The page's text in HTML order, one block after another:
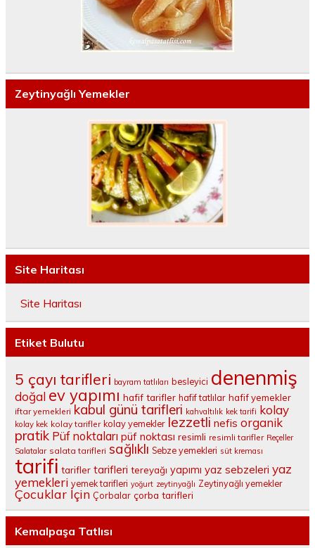
Zeytinyağlı Yemekler
Site Haritası
Site Haritası
Etiket Bulutu
5 çayı tarifleri bayram tatlıları besleyici denenmiş
doğal ev yapımı hafif tarifler hafif tatlılar hafif yemekler
iftar yemekleri kabul günü tarifleri kahvaltılık kek tarifi kolay
kolay kek kolay tarifler kolay yemekler lezzetli nefis organik
pratik Püf noktaları püf noktası resimli resimli tarifler Reçeller
Salatalar salata tarifleri sağlıklı Sebze yemekleri süt kreması
tarifi tarifler tarifleri tereyağı yapımı yaz sebzeleri yaz
yemekleri yemek tarifleri yoğurt zeytinyağlı Zeytinyağlı yemekler
Çocuklar İçin Çorbalar çorba tarifleri
Kemalpaşa Tatlısı